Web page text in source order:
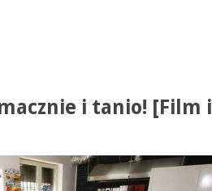
i tanio! [Film i